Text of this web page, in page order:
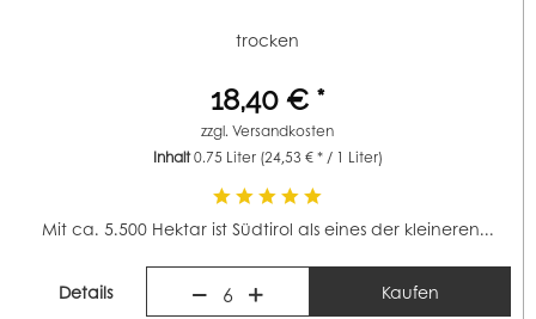
trocken
18,40 € *
zzgl.Versandkosten
Inhalt0.75 Liter (24,53 € * / 1 Liter)
Mit ca. 5.500 Hektar ist Südtirol als eines der kleineren...
Details 6 Kaufen